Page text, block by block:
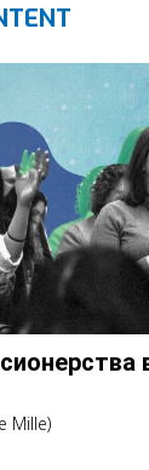
Mille)